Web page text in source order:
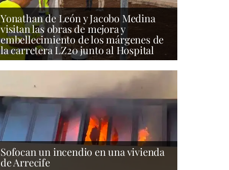
Yonathan de León y Jacobo Medina
visitan las obras de mejora y
embellecimiento de los márgenes de
la carretera LZ20 junto al Hospital
Sofocan un incendio en una vivienda
de Arrecife